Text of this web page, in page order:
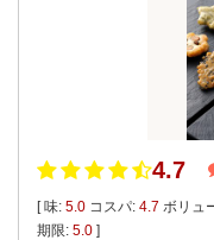
4.7
[ 味: 5.0 コスパ: 4.7 ボリュ
期限: 5.0 ]